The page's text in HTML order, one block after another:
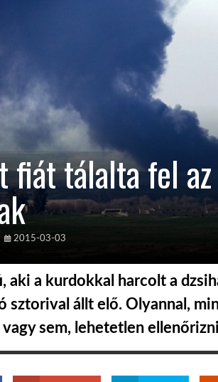
fiát tálalta fel az
2015-03-03
aki a kurdokkal harcolt a
sztorival állt elő. Olyannal,
vagy sem, lehetetlen